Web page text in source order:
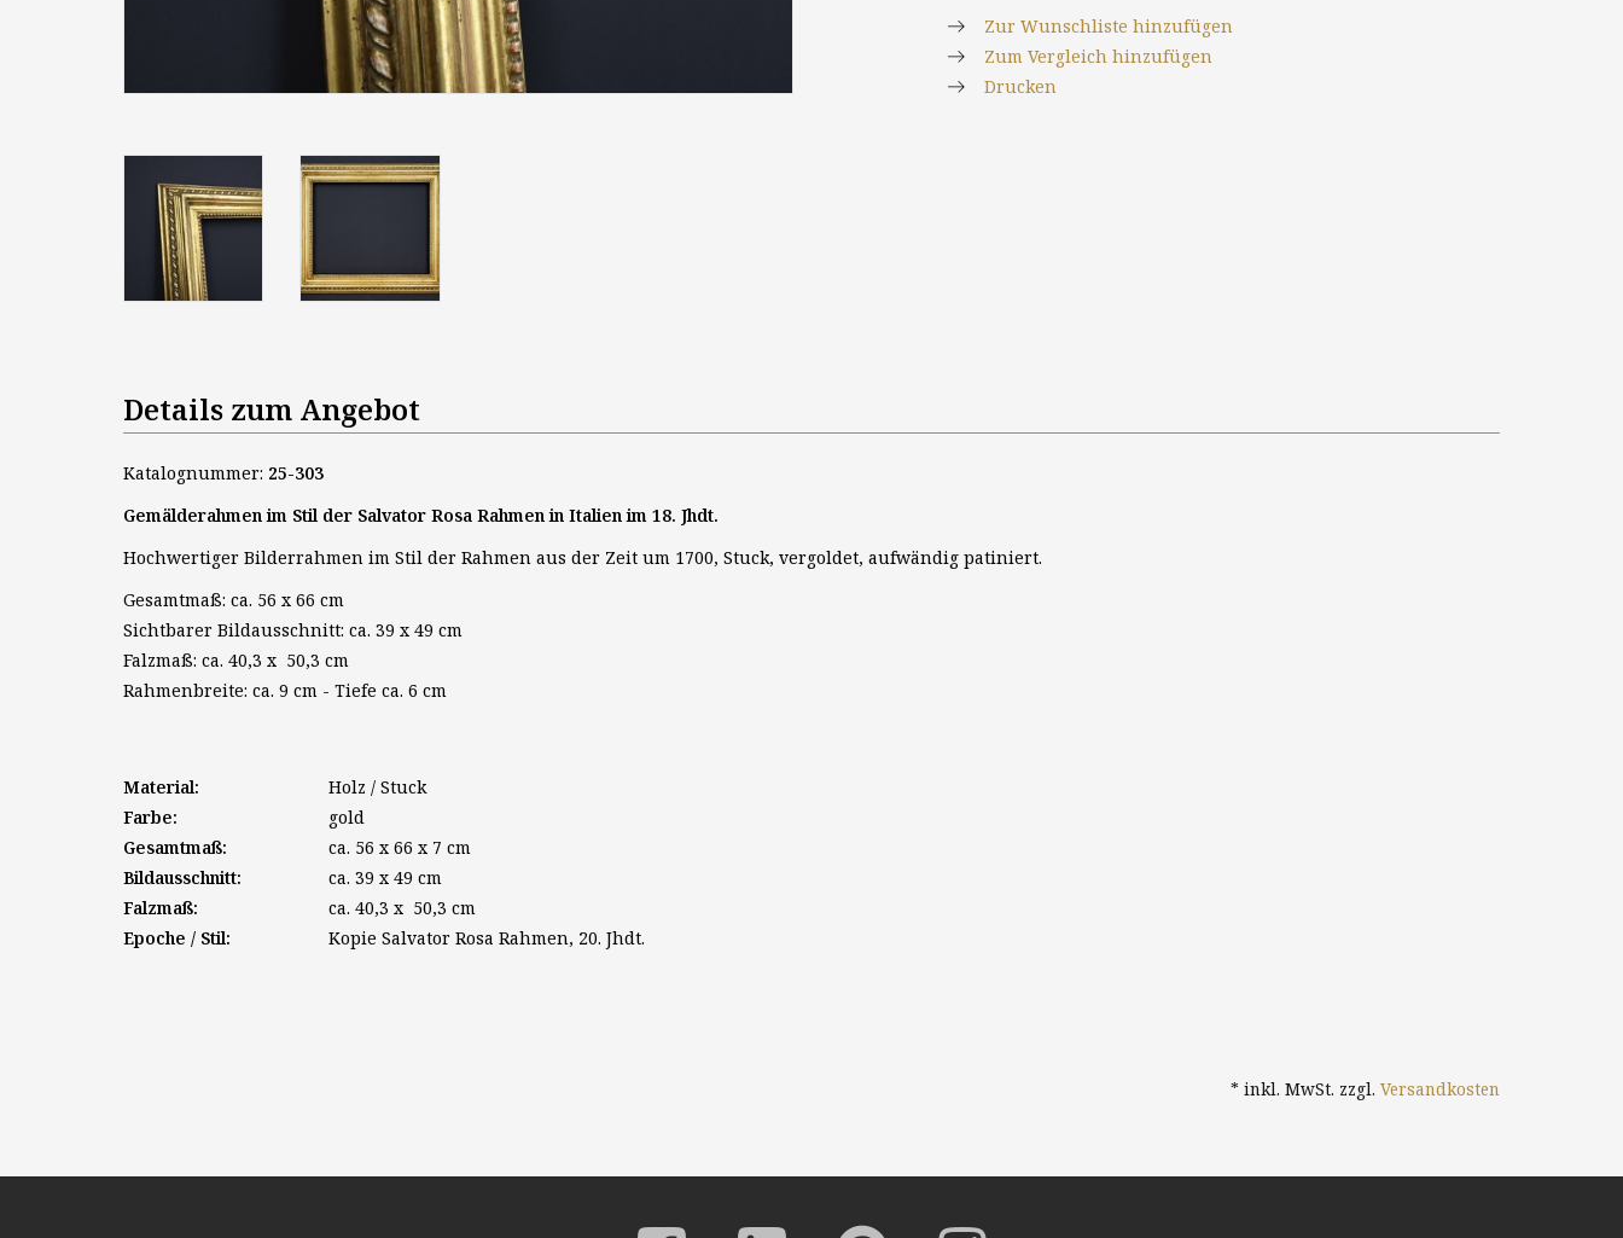
Zur Wunschliste hinzufügen
Zum Vergleich hinzufügen
Drucken
Details zum Angebot
Katalognummer: 25-303
Gemälderahmen im Stil der Salvator Rosa Rahmen in Italien im 18. Jhdt.
Hochwertiger Bilderrahmen im Stil der Rahmen aus der Zeit um 1700, Stuck, vergoldet, aufwändig patiniert.
Gesamtmaß: ca. 56 x 66 cm
Sichtbarer Bildausschnitt: ca. 39 x 49 cm
Falzmaß: ca. 40,3 x 50,3 cm
Rahmenbreite: ca. 9 cm - Tiefe ca. 6 cm
Material:
Holz / Stuck
Farbe:
gold
Gesamtmaß:
ca. 56 x 66 x 7 cm
Bildausschnitt:
ca. 39 x 49 cm
Falzmaß:
ca. 40,3 x 50,3 cm
Epoche / Stil:
Kopie Salvator Rosa Rahmen, 20. Jhdt.
* inkl. MwSt. zzgl. Versandkosten